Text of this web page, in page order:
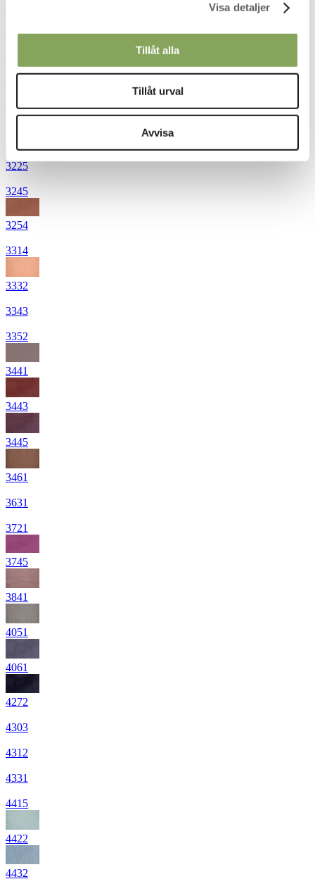
Visa detaljer
Tillåt alla
Tillåt urval
Avvisa
3111
3225
3245
3254
3314
3332
3343
3352
3441
3443
3445
3461
3631
3721
3745
3841
4051
4061
4272
4303
4312
4331
4415
4422
4432